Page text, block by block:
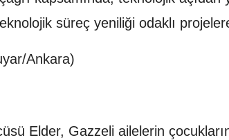
süreç yeniliği odaklı
Ankara)
Elder, Gazzeli ailelerin